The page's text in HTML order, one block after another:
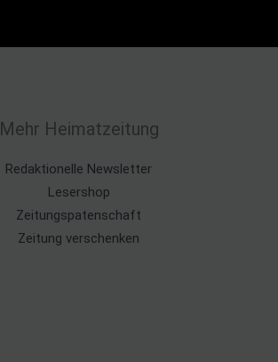
Mehr Heimatzeitung
Redaktionelle Newsletter
Lesershop
Zeitungspatenschaft
Zeitung verschenken